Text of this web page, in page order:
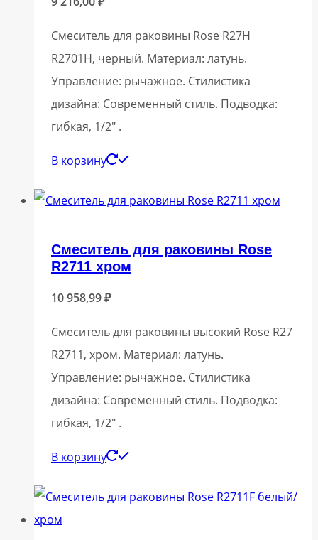
Смеситель для раковины Rose R27H
R2701H, черный. Материал: латунь.
Управление: рычажное. Стилистика
дизайна: Современный стиль. Подводка:
гибкая, 1/2″ .
В корзину
Смеситель для раковины Rose
R2711 хром
10 958,99₽
Смеситель для раковины высокий Rose R27
R2711, хром. Материал: латунь.
Управление: рычажное. Стилистика
дизайна: Современный стиль. Подводка:
гибкая, 1/2″ .
В корзину